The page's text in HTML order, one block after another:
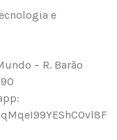
e
– R. Barão